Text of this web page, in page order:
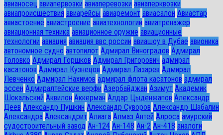
авианосец авиапервозки авиаперевозки авиаперквозки
авиапроисшествия авиарейсы авиаремонт авиасалон Авиастар
авиастоение авиастроение авиатехнологии авиатренажер
авиационная техника авиационное оружие авиационные
технологии авиация авиация ввс россии авиашоу в Дубае авионика
автономное судно автопилот Адмирал Виноградов Адмирал
Головко Адмирал Горшков Адмирал Григорович адмирал
касатонов Адмирал Кузнецов Адмирал Лазарев Адмирал
Левченко Адмирал Нахимов адмирал флота касатонов адмирал
эссен Адмиралтейские верфи Азербайджан Азимут Академик
Шокальский Аквилон Аккерман Алдар Цыденжапов Александр
Деев Александр Пушкин Александр Суворов Александр Шабалин
Александра Александрит Алиага Алмаз Антей Алроса амурский
судостроительный завод Ан-124 Ан-148 Ан-2 Ан-418 аналоги